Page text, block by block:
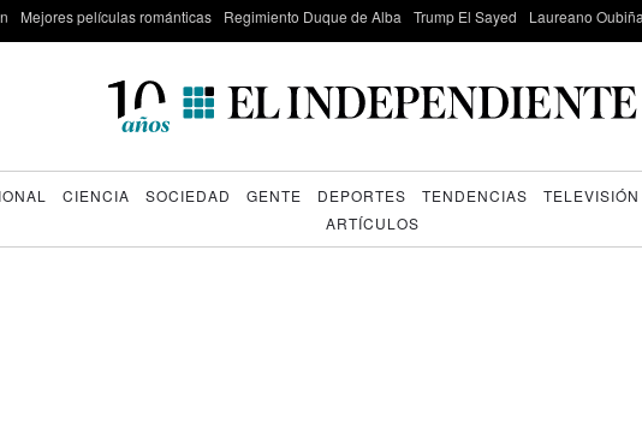
Mejores películas románticas Regimiento Duque de Alba Trump El Sayed Laureano
CIENCIA SOCIEDAD GENTE DEPORTES TENDENCIAS
TELEVISIÓN
ARTÍCULOS